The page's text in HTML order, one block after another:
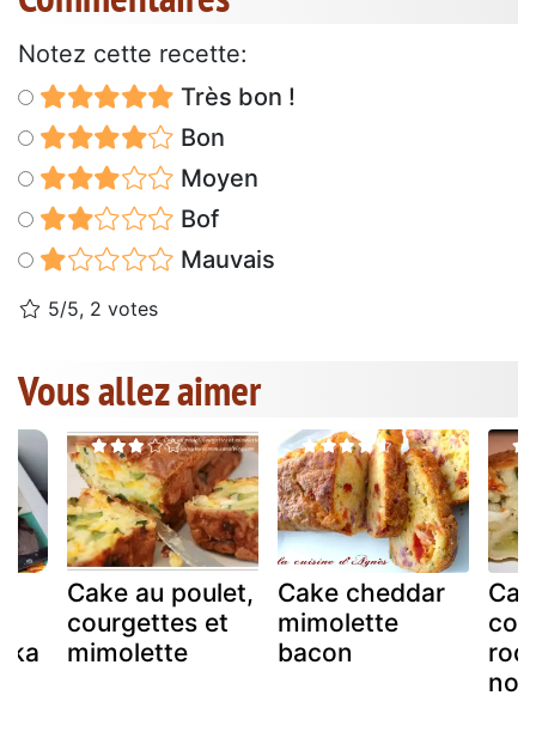
Notez cette recette:
Très bon !
Bon
Moyen
Bof
Mauvais
5/5, 2 votes
Vous allez aimer
Cake au poulet,
courgettes et
mimolette
Cake cheddar
mimolette
bacon